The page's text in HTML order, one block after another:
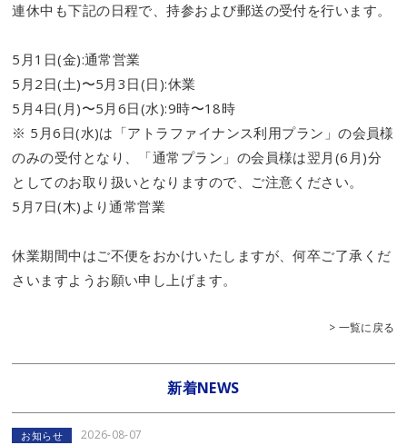
連休中も下記の日程で、持参および郵送の受付を行います。
5月1日(金):通常営業
5月2日(土)〜5月3日(日):休業
5月4日(月)〜5月6日(水):9時〜18時
※ 5月6日(水)は「アトラファイナンス利用プラン」の会員様
のみの受付となり、「通常プラン」の会員様は翌月(6月)分
としてのお取り扱いとなりますので、ご注意ください。
5月7日(木)より通常営業
休業期間中はご不便をおかけいたしますが、何卒ご了承くだ
さいますようお願い申し上げます。
> 一覧に戻る
新着NEWS
お知らせ 2026-08-07